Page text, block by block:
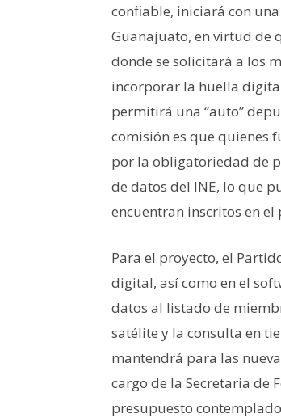
confiable, iniciará con
Guanajuato, en virtud de
donde se solicitará a los
incorporar la huella
permitirá una “auto”
comisión es que quienes
por la obligatoriedad de
de datos del INE, lo que
encuentran inscritos en
Para el proyecto, el
digital, así como en el
datos al listado de
satélite y la consulta en
mantendrá para las
cargo de la Secretaria de
presupuesto